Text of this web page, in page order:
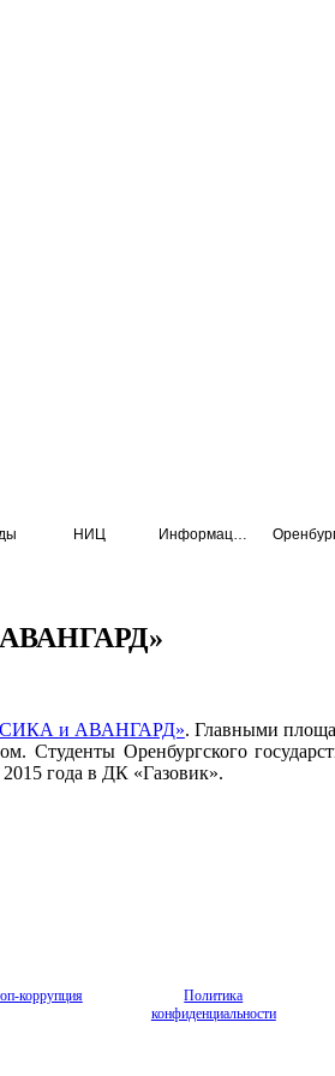
НИЦ
и АВАНГАРД». Главными
Оренбургского
года в ДК «Газовик».
коррупция
Политика
конфиденциальности